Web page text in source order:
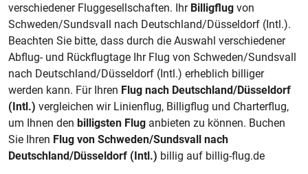
verschiedener Fluggesellschaften. Ihr Billigflug von
Schweden/Sundsvall nach Deutschland/Düsseldorf (Intl.).
Beachten Sie bitte, dass durch die Auswahl verschiedener
Abflug- und Rückflugtage Ihr Flug von Schweden/Sundsvall
nach Deutschland/Düsseldorf (Intl.) erheblich billiger
werden kann. Für Ihren Flug nach Deutschland/Düsseldorf
(Intl.) vergleichen wir Linienflug, Billigflug und Charterflug,
um Ihnen den billigsten Flug anbieten zu können. Buchen
Sie Ihren Flug von Schweden/Sundsvall nach
Deutschland/Düsseldorf (Intl.) billig auf billig-flug.de